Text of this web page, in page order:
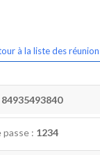
à la liste des
84935493840
: 1234